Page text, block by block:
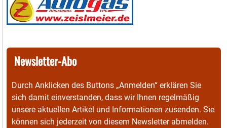
Newsletter-Abo
Durch Anklicken des Buttons „Anmelden“ erklären Sie
sich damit einverstanden, dass wir Ihnen regelmäßig
unsere aktuellen Artikel und Informationen zusenden. Sie
können sich jederzeit von diesem Newsletter abmelden.